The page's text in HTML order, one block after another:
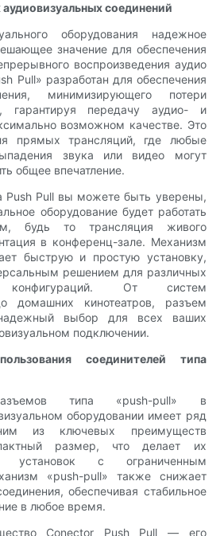
соединений
оборудования надежное
значение для обеспечения
воспроизведения аудио
Pull» разработан для обеспечения
минимизирующего потери
гарантируя передачу аудио- и
возможном качестве. Это
прямых трансляций, где любые
звука или видео могут
общее впечатление.
Pull вы можете быть уверены,
оборудование будет работать
будь то трансляция живого
в конференц-зале. Механизм
быструю и простую установку,
решением для различных
конфигураций. От систем
домашних кинотеатров, разъем
выбор для всех ваших
подключении.
соединителей типа
типа «push-pull» в
оборудовании имеет ряд
из ключевых преимуществ
размер, что делает их
установок с ограниченным
«push-pull» также снижает
обеспечивая стабильное
в любое время.
Conector Push Pull — его